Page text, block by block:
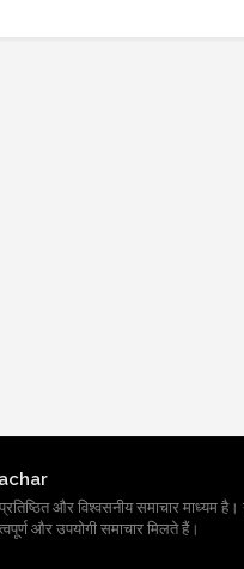
और विश्वसनीय समाचार माध्यम है।
और उपयोगी समाचार मिलते हैं।